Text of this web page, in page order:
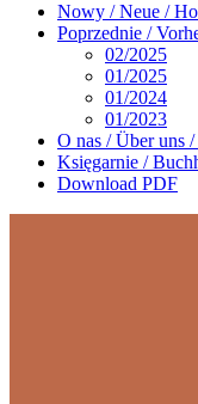
Nowy / Neue /
Poprzednie /
02/2025
01/2025
01/2024
01/2023
O nas / Über uns
Księgarnie /
Download PDF